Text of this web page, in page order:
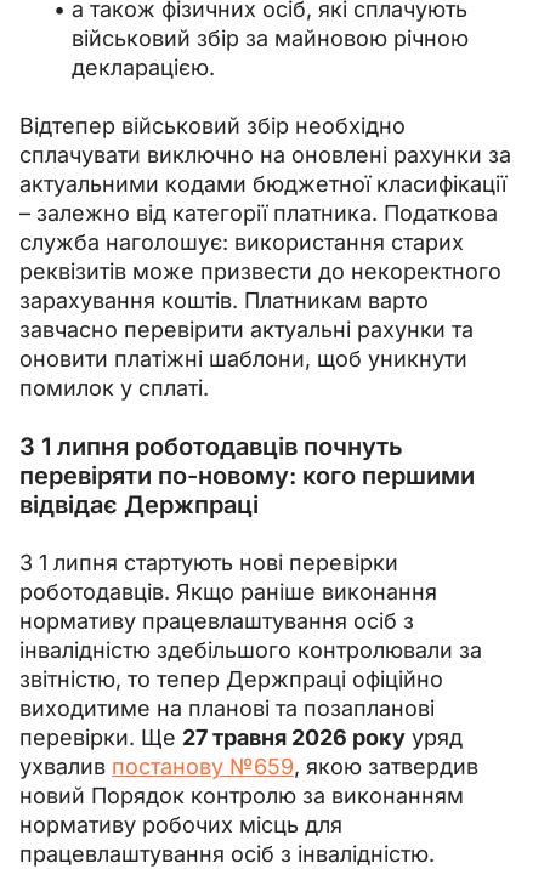
а також фізичних осіб, які сплачують
військовий збір за майновою річною
декларацією.
Відтепер військовий збір необхідно
сплачувати виключно на оновлені рахунки за
актуальними кодами бюджетної класифікації
– залежно від категорії платника. Податкова
служба наголошує: використання старих
реквізитів може призвести до некоректного
зарахування коштів. Платникам варто
завчасно перевірити актуальні рахунки та
оновити платіжні шаблони, щоб уникнути
помилок у сплаті.
З 1 липня роботодавців почнуть
перевіряти по-новому: кого першими
відвідає Держпраці
З 1 липня стартують нові перевірки
роботодавців. Якщо раніше виконання
нормативу працевлаштування осіб з
інвалідністю здебільшого контролювали за
звітністю, то тепер Держпраці офіційно
виходитиме на планові та позапланові
перевірки. Ще 27 травня 2026 року уряд
ухвалив постанову №659, якою затвердив
новий Порядок контролю за виконанням
нормативу робочих місць для
працевлаштування осіб з інвалідністю.